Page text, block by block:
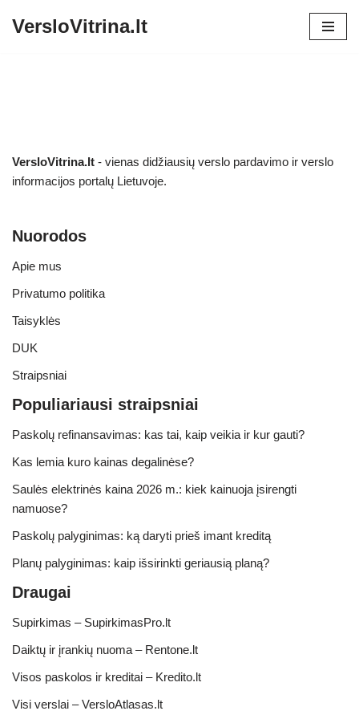
VersloVitrina.lt
VersloVitrina.lt - vienas didžiausių verslo pardavimo ir verslo
informacijos portalų Lietuvoje.
Nuorodos
Apie mus
Privatumo politika
Taisyklės
DUK
Straipsniai
Populiariausi straipsniai
Paskolų refinansavimas: kas tai, kaip veikia ir kur gauti?
Kas lemia kuro kainas degalinėse?
Saulės elektrinės kaina 2026 m.: kiek kainuoja įsirengti
namuose?
Paskolų palyginimas: ką daryti prieš imant kreditą
Planų palyginimas: kaip išsirinkti geriausią planą?
Draugai
Supirkimas – SupirkimasPro.lt
Daiktų ir įrankių nuoma – Rentone.lt
Visos paskolos ir kreditai – Kredito.lt
Visi verslai – VersloAtlasas.lt